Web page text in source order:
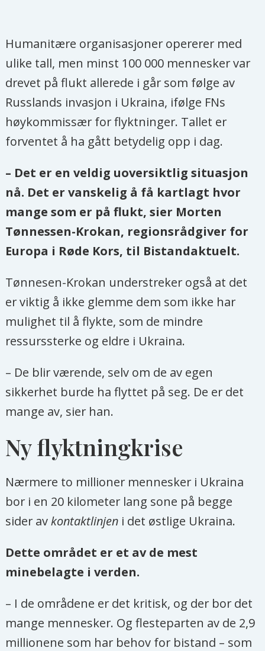
Humanitære organisasjoner opererer med
ulike tall, men minst 100 000 mennesker var
drevet på flukt allerede i går som følge av
Russlands invasjon i Ukraina, ifølge FNs
høykommissær for flyktninger. Tallet er
forventet å ha gått betydelig opp i dag.
– Det er en veldig uoversiktlig situasjon
nå. Det er vanskelig å få kartlagt hvor
mange som er på flukt, sier Morten
Tønnessen-Krokan, regionsrådgiver for
Europa i Røde Kors, til Bistandaktuelt.
Tønnesen-Krokan understreker også at det
er viktig å ikke glemme dem som ikke har
mulighet til å flykte, som de mindre
ressurssterke og eldre i Ukraina.
– De blir værende, selv om de av egen
sikkerhet burde ha flyttet på seg. De er det
mange av, sier han.
Ny flyktningkrise
Nærmere to millioner mennesker i Ukraina
bor i en 20 kilometer lang sone på begge
sider avkontaktlinjen i det østlige Ukraina.
Dette området er et av de mest
minebelagte i verden.
– I de områdene er det kritisk, og der bor det
mange mennesker. Og flesteparten av de 2,9
millionene som har behov for bistand – som